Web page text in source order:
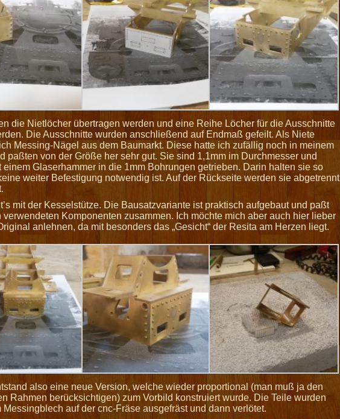
die Nietlöcher übertragen werden und eine Reihe Löcher für die Ausschnitte
Die Ausschnitte wurden anschließend auf Endmaß gefeilt. Als Niete
Messing-Nägel aus dem Baumarkt. Diese hatte ich zufällig noch in meinem
paßten von der Größe her sehr gut. Sie sind 1,1mm im Durchmesser und
einem Glaserhammer in die 1mm Bohrungen getrieben. Darin halten sie so
weiter Befestigung notwendig ist. Auf der Rückseite werden sie abgetrennt
mit der Kesselstütze. Die Bausatzvariante ist praktisch aufgebaut und paßt
verwendeten Komponenten zusammen. Ich möchte mich aber auch hier lieber
anlehnen, da mit besonders das „Gesicht“ der Resita am Herzen liegt.
also eine neue Version, welche wieder proportional (man muß ja den
Rahmen berücksichtigen) zum Vorbild konstruiert wurde. Die Teile wurden
Messingblech auf der cnc-Fräse ausgefräst und dann verlötet.